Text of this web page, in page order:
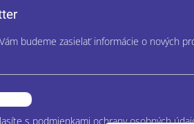
budeme zasielať informácie o nových
s podmienkami ochrany osobných